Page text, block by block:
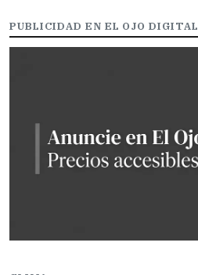
PUBLICIDAD EN EL OJO DIGITAL